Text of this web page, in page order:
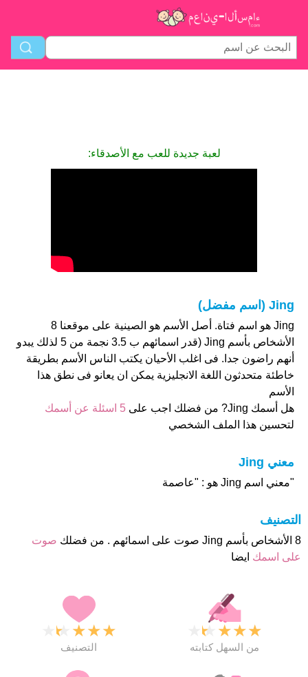
لعبة جديدة للعب مع الأصدقاء:
Jing (اسم مفضل)
Jing هو اسم فتاة. أصل الأسم هو الصينية على موقعنا 8
الأشخاص بأسم Jing (قدر اسمائهم ب 3.5 نجمة من 5 لذلك يبدو
أنهم راضون جدا. فى اغلب الأحيان يكتب الناس الأسم بطريقة
خاطئة متحدثون اللغة الانجليزية يمكن ان يعانو فى نطق هذا
الأسم
هل أسمك Jing? من فضلك اجب على
5 اسئلة عن أسمك
لتحسين هذا الملف الشخصي
معني Jing
"معني اسم Jing هو : "عاصمة
التصنيف
8 الأشخاص بأسم Jing صوت على اسمائهم . من فضلك
صوت
على اسمك ايضا
★
★
★
★
التصنيف
★
★
★
★
من السهل كتابته